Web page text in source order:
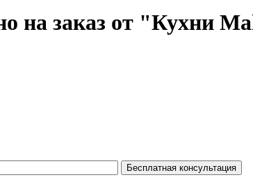
на заказ от "Кухни